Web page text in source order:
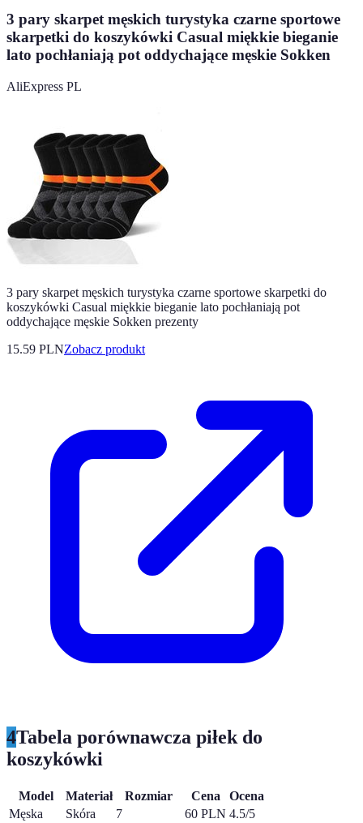
3 pary skarpet męskich turystyka czarne sportowe
skarpetki do koszykówki Casual miękkie bieganie
lato pochłaniają pot oddychające męskie Sokken
AliExpress PL
3 pary skarpet męskich turystyka czarne sportowe skarpetki do
koszykówki Casual miękkie bieganie lato pochłaniają pot
oddychające męskie Sokken prezenty
15.59 PLNZobacz produkt
4Tabela porównawcza piłek do
koszykówki
Model Materiał Rozmiar Cena
Ocena
Męska
Skóra 7 60 PLN 4.5/5